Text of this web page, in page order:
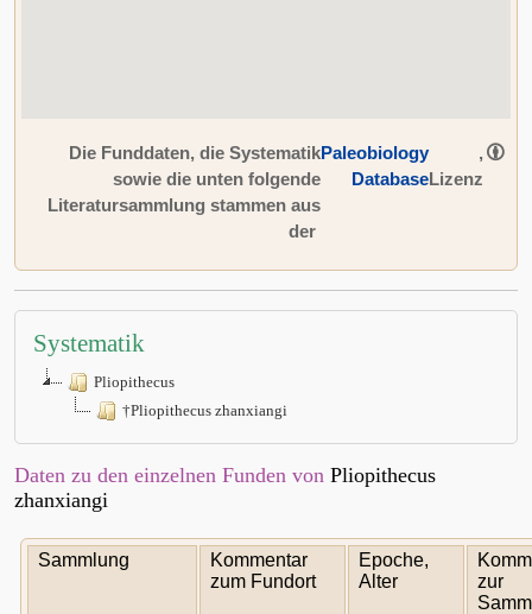
Die Funddaten, die Systematik
sowie die unten folgende
Literatursammlung stammen aus
der
Paleobiology
Database
,
Lizenz
Systematik
Pliopithecus
†Pliopithecus zhanxiangi
Daten zu den einzelnen Funden von Pliopithecus
zhanxiangi
Sammlung
Kommentar
zum Fundort
Epoche,
Alter
zur